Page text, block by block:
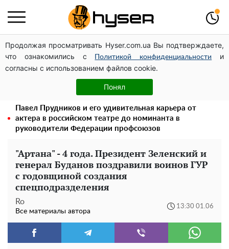
Продолжая просматривать Hyser.com.ua Вы подтверждаете,
что ознакомились с
Политикой конфиденциальности
и
согласны с использованием файлов cookie.
Понял
Может ли Почтовая площадь стать главной точкой
входа в исторический Киев
Дроны с наценкой: Александр Конотопский вывел
миллионы оборонного бюджета через фиктивную
фирму в Эстонии
Павел Прудников и его удивительная карьера от
актера в российском театре до номинанта в
руководители Федерации профсоюзов
"Артана" - 4 года. Президент Зеленский и
генерал Буданов поздравили воинов ГУР
с годовщиной создания
спецподразделения
Ro
Все материалы автора
13:30 01.06